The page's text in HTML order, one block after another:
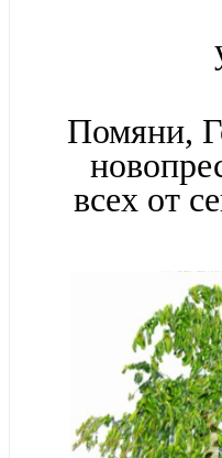
Помяни,
всех от